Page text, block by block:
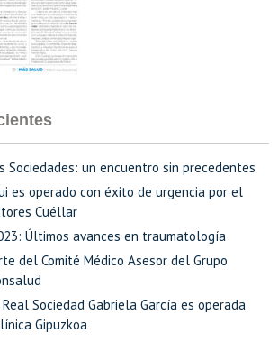
Sociedades: un encuentro sin precedentes
es operado con éxito de urgencia por el
Cuéllar
Últimos avances en traumatología
del Comité Médico Asesor del Grupo
Sociedad Gabriela García es operada
Gipuzkoa